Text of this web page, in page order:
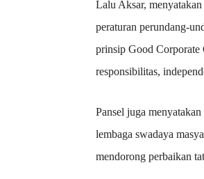
Lalu Aksar,
peraturan perundang-
prinsip Good Corporate
responsibilitas,
Pansel juga
lembaga swadaya
mendorong perbaikan